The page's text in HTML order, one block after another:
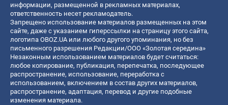
информации, размещенной в рекламных материалах,
ответственность несет рекламодатель.
Запрещено использование материалов размещенных на этом
сайте, даже с указанием гиперссылки на страницу этого сайта,
логотипа OBOZ.UA или любого другого упоминания, но без
письменного разрешения Редакции/ООО «Золотая середина»
Незаконным использованием материалов будет считаться:
любое копирование, публикация, перепечатка, последующее
распространение, использование, переработка с
использованием, включением в состав других материалов,
распространение, адаптация, перевод и другие подобные
изменения материала.